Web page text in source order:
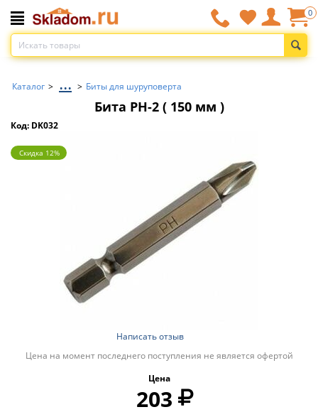
0
Каталог > ... > Биты для шуруповерта
Бита РН-2 ( 150 мм )
Код: DK032
Скидка 12%
Написать отзыв
Цена на момент последнего поступления не является офертой
Цена
203